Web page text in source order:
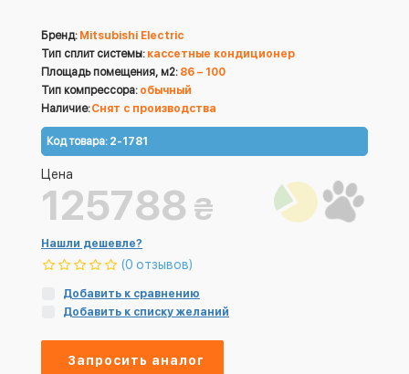
Бренд: Mitsubishi Electric
Тип сплит системы: кассетные кондиционер
Площадь помещения, м2: 86 – 100
Тип компрессора: обычный
Наличие:Снят с производства
Код товара: 2-1781
Цена
125788 ₴
Нашли дешевле?
(0 отзывов)
Добавить к сравнению
Добавить к списку желаний
Запросить аналог